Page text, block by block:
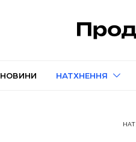
НОВИНИ НАТХНЕННЯ